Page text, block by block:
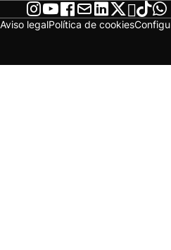
Aviso legalPolítica de cookies